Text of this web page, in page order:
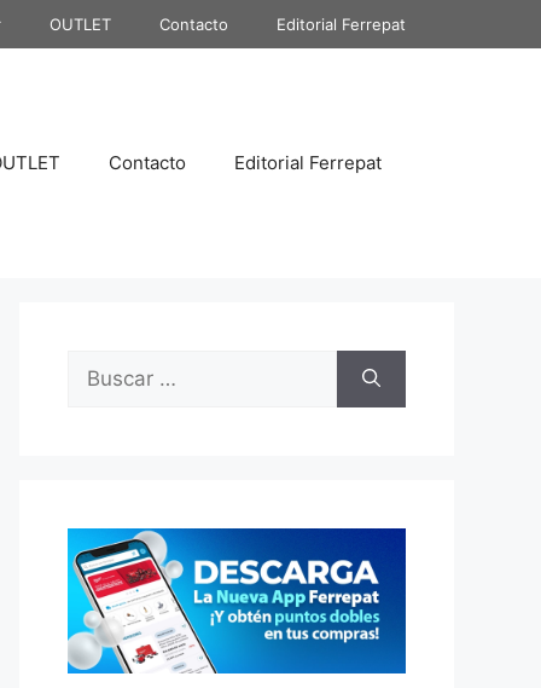
OUTLET Contacto Editorial Ferrepat
Contacto Editorial Ferrepat
Buscar: